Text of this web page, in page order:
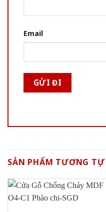
Email
SẢN PHẨM TƯƠNG TỰ